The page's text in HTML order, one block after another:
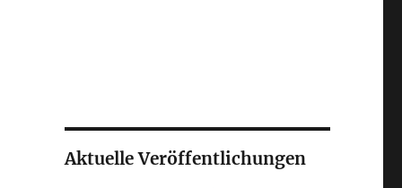
Aktuelle Veröffentlichungen